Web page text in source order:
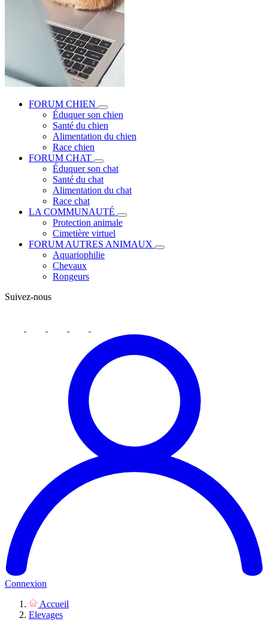
FORUM CHIEN
Éduquer son chien
Santé du chien
Alimentation du chien
Race chien
FORUM CHAT
Éduquer son chat
Santé du chat
Alimentation du chat
Race chat
LA COMMUNAUTÉ
Protection animale
Cimetière virtuel
FORUM AUTRES ANIMAUX
Aquariophilie
Chevaux
Rongeurs
Suivez-nous
Connexion
Accueil
Elevages